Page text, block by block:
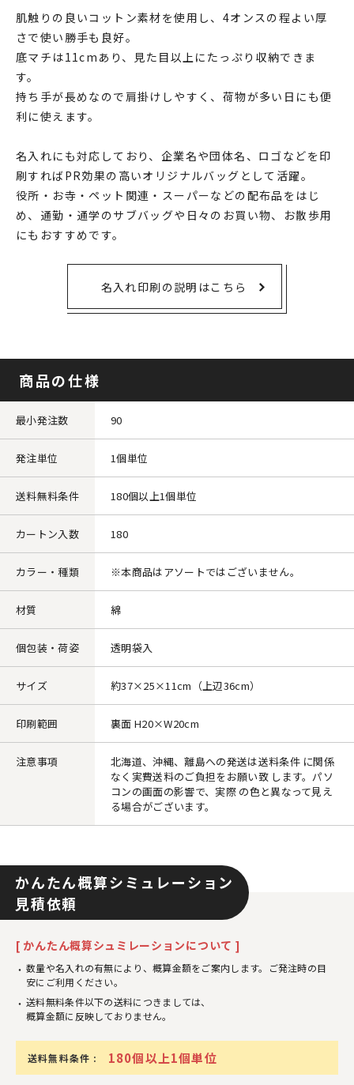
肌触りの良いコットン素材を使用し、4オンスの程よい厚
さで使い勝手も良好。
底マチは11cmあり、見た目以上にたっぷり収納できま
す。
持ち手が長めなので肩掛けしやすく、荷物が多い日にも便
利に使えます。
名入れにも対応しており、企業名や団体名、ロゴなどを印
刷すればPR効果の高いオリジナルバッグとして活躍。
役所・お寺・ペット関連・スーパーなどの配布品をはじ
め、通勤・通学のサブバッグや日々のお買い物、お散歩用
にもおすすめです。
名入れ印刷の説明はこちら
商品の仕様
最小発注数 90
発注単位 1個単位
送料無料条件 180個以上1個単位
カートン入数 180
カラー・種類 ※本商品はアソートではございません。
材質 綿
個包装・荷姿 透明袋入
サイズ 約37×25×11cm（上辺36cm）
印刷範囲 裏面 H20×W20cm
注意事項
北海道、沖縄、離島への発送は送料条件 に関係
なく実費送料のご負担をお願い致 します。パソ
コンの画面の影響で、実際 の色と異なって見え
る場合がございます。
かんたん概算シミュレーション
見積依頼
[ かんたん概算シュミレーションについて ]
数量や名入れの有無により、概算金額をご案内します。ご発注時の目
安にご利用ください。
送料無料条件以下の送料につきましては、
概算金額に反映しておりません。
送料無料条件 : 180個以上1個単位